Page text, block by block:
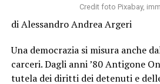
Credit foto Pixabay,
di Alessandro Andrea Argeri
Una democrazia si misura anche
carceri. Dagli anni ’80 Antigone
tutela dei diritti dei detenuti e